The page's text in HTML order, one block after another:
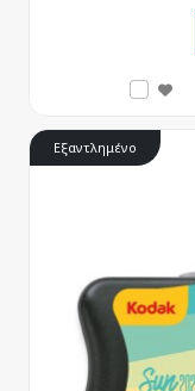
Εξαντλημένο